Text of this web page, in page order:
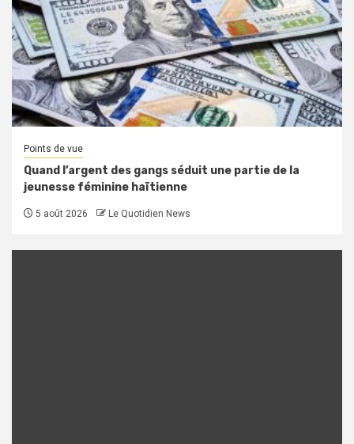
Points de vue
Quand l’argent des gangs séduit une partie de la
jeunesse féminine haïtienne
5 août 2026 Le Quotidien News